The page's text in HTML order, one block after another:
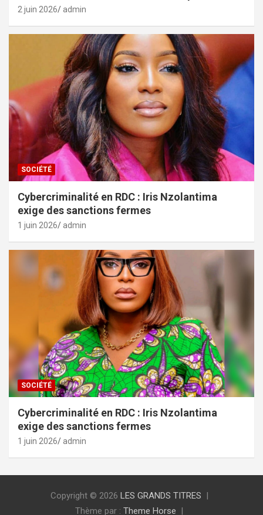
2 juin 2026 admin
SOCIÉTÉ
Cybercriminalité en RDC : Iris Nzolantima
exige des sanctions fermes
1 juin 2026 admin
SOCIÉTÉ
Cybercriminalité en RDC : Iris Nzolantima
exige des sanctions fermes
1 juin 2026 admin
Copyright © 2026 LES GRANDS TITRES
Thème par : Theme Horse